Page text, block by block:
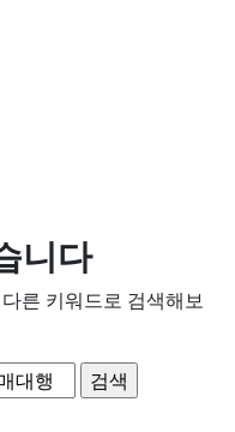
니다
른 키워드로 검색해보